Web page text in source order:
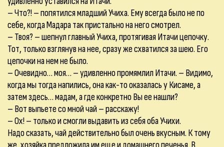
– Что?! – попятился младший Учиха. Ему всегда было не по
себе, когда Мадара так пристально на него смотрел.
– Твоя? – шепнул главный Учиха, протягивая Итачи цепочку.
Тот, только взглянув на нее, сразу же схватился за шею. Его
цепочки на нем не было.
– Очевидно… моя… – удивленно промямлил Итачи. – Видимо,
когда мы тогда напились, она как-то оказалась у Кисаме, а
затем здесь… мадам, а где конкретно Вы ее нашли?
– Вот выпьете со мной чай – расскажу!
– Ох! – только и смогли выдавить из себя оба Учихи.
Надо сказать, чай действительно был очень вкусным. К тому